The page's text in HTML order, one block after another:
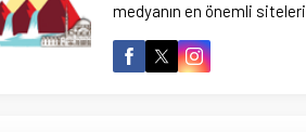
medyanın en önemli